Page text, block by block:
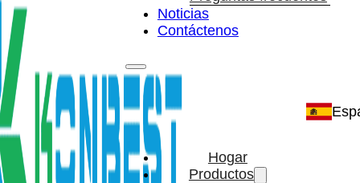
Noticias
Contáctenos
Hogar
Productos